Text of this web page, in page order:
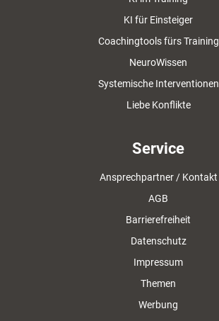
KI für Einsteiger
Coachingtools fürs Training
NeuroWissen
Systemische Interventionen
Liebe Konflikte
Service
Ansprechpartner / Kontakt
AGB
Barrierefreiheit
Datenschutz
Impressum
Themen
Werbung